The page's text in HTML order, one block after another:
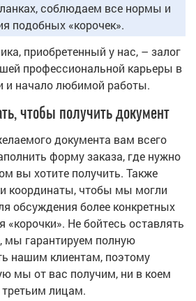
соблюдаем все нормы и
подобных «корочек».
приобретенный у нас, – залог
профессиональной карьеры в
и начало любимой работы.
чтобы получить документ
документа вам всего
форму заказа, где нужно
вы хотите получить. Также
координаты, чтобы мы могли
обсуждения более конкретных
Не бойтесь оставлять
мы гарантируем полную
нашим клиентам, поэтому
мы от вас получим, ни в коем
третьим лицам.